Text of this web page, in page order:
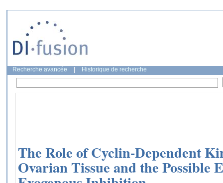
Recherche avancée Historique de recherche
The Role of Cyclin-Dependent
Ovarian Tissue and the Possible